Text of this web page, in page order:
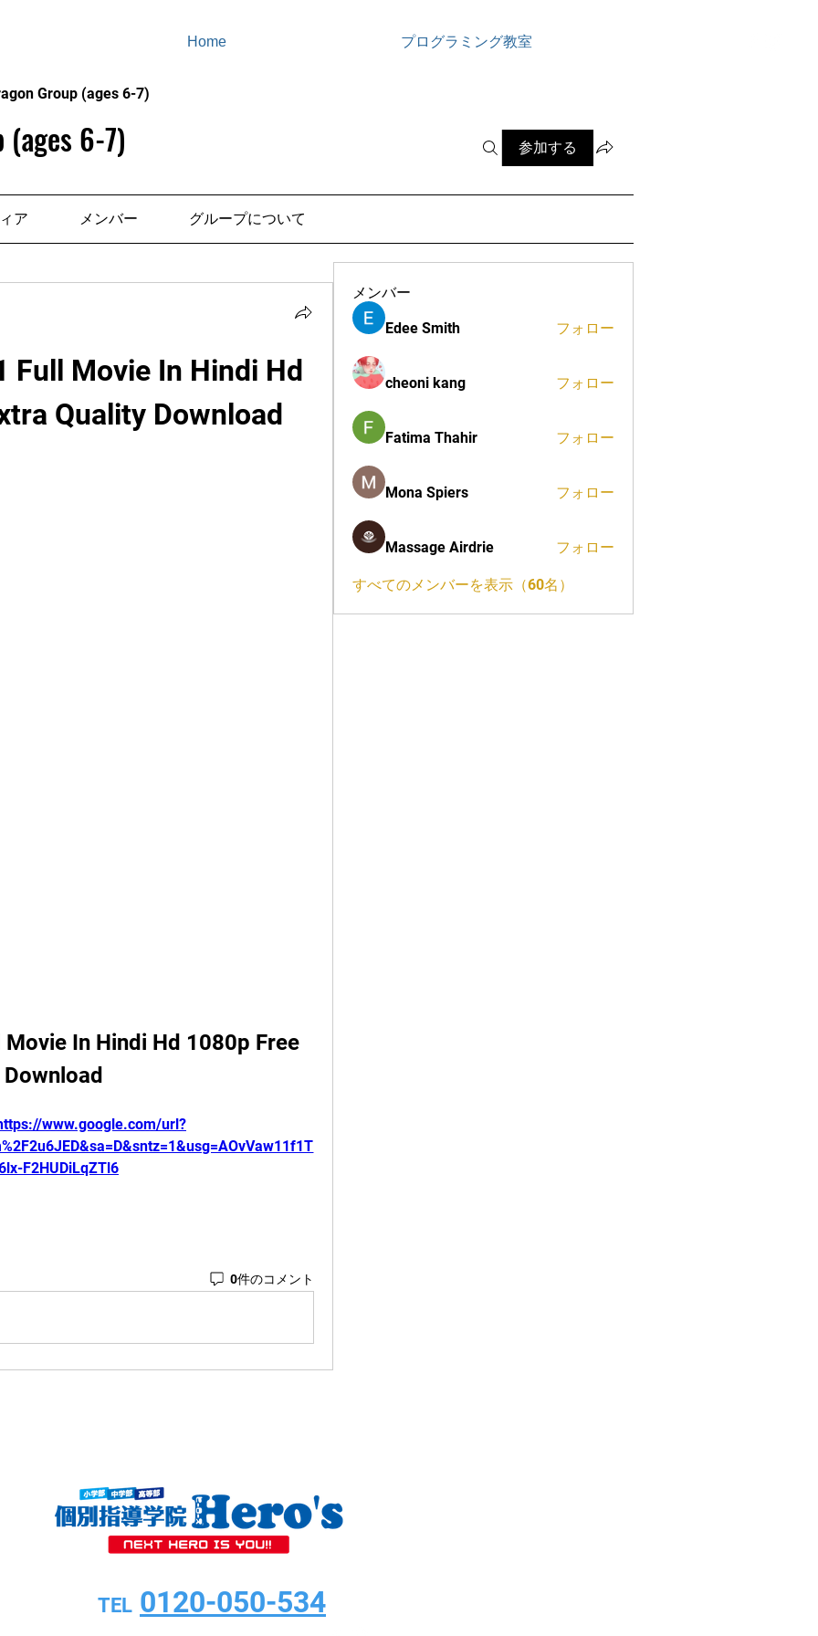
Home プログラミング教室
Group (ages 6-7)
(ages 6-7) 参加する
ア メンバー グループについて
Full Movie In Hindi Hd
Quality Download
Movie In Hindi Hd 1080p Free
Download
www.google.com/url?
F2HUDiLqZTl6
0件のコメント
メンバー
Edee Smith フォロー
cheoni kang フォロー
Fatima Thahir フォロー
Mona Spiers フォロー
Massage Airdrie フォロー
すべてのメンバーを表示（60名）
TEL 0120-050-534